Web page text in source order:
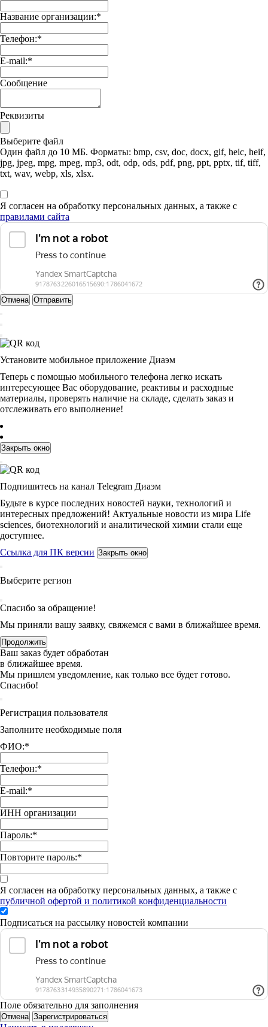
Название организации:*
Телефон:*
E-mail:*
Сообщение
Реквизиты
Выберите файл
Один файл до 10 МБ. Форматы: bmp, csv, doc, docx, gif, heic, heif,
jpg, jpeg, mpg, mpeg, mp3, odt, odp, ods, pdf, png, ppt, pptx, tif, tiff,
txt, wav, webp, xls, xlsx.
Я согласен на обработку персональных данных, а также с
правилами сайта
Отмена Отправить
Установите мобильное приложение Диаэм
Теперь с помощью мобильного телефона легко искать
интересующее Вас оборудование, реактивы и расходные
материалы, проверять наличие на складе, сделать заказ и
отслеживать его выполнение!
Закрыть окно
Подпишитесь на канал Telegram Диаэм
Будьте в курсе последних новостей науки, технологий и
интересных предложений! Актуальные новости из мира Life
sciences, биотехнологий и аналитической химии стали еще
доступнее.
Ссылка для ПК версии Закрыть окно
Выберите регион
Спасибо за обращение!
Мы приняли вашу заявку, свяжемся с вами в ближайшее время.
Продолжить
Ваш заказ будет обработан
в ближайшее время.
Мы пришлем уведомление, как только все будет готово.
Спасибо!
Регистрация пользователя
Заполните необходимые поля
ФИО:*
Телефон:*
E-mail:*
ИНН организации
Пароль:*
Повторите пароль:*
Я согласен на обработку персональных данных, а также с
публичной офертой и политикой конфиденциальности
Подписаться на рассылку новостей компании
Поле обязательно для заполнения
Отмена Зарегистрироваться